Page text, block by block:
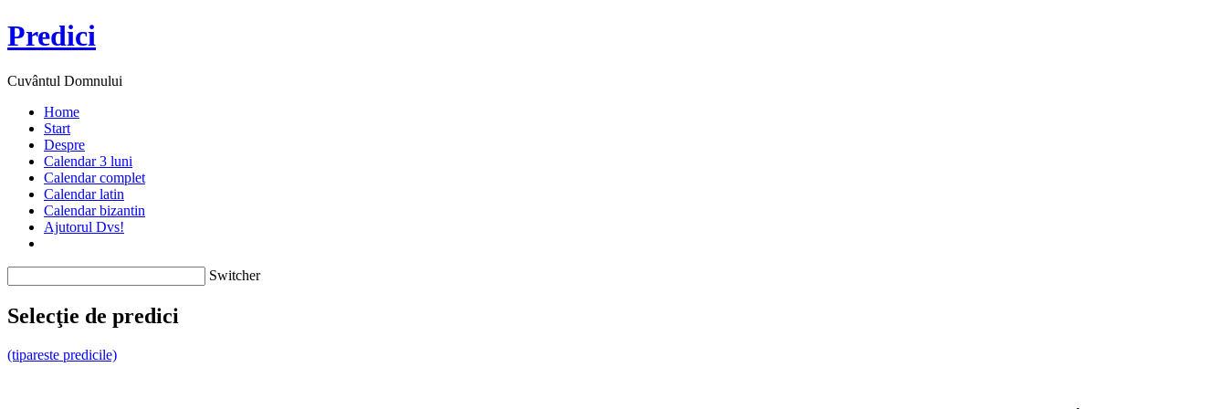
Predici
Cuvântul Domnului
Home
Start
Despre
Calendar 3 luni
Calendar complet
Calendar latin
Calendar bizantin
Ajutorul Dvs!
Switcher
Selecţie de predici
(tipareste predicile)